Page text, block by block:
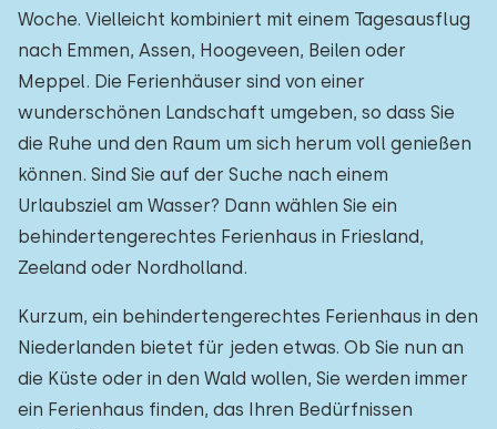
Woche. Vielleicht kombiniert mit einem Tagesausflug
nach Emmen, Assen, Hoogeveen, Beilen oder
Meppel. Die Ferienhäuser sind von einer
wunderschönen Landschaft umgeben, so dass Sie
die Ruhe und den Raum um sich herum voll genießen
können. Sind Sie auf der Suche nach einem
Urlaubsziel am Wasser? Dann wählen Sie ein
behindertengerechtes Ferienhaus in Friesland,
Zeeland oder Nordholland.
Kurzum, ein behindertengerechtes Ferienhaus in den
Niederlanden bietet für jeden etwas. Ob Sie nun an
die Küste oder in den Wald wollen, Sie werden immer
ein Ferienhaus finden, das Ihren Bedürfnissen